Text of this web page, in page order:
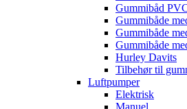
Gummibåd
Gummibåde
Gummibåde
Gummibåde
Hurley Davits
Tilbehør til
Luftpumper
Elektrisk